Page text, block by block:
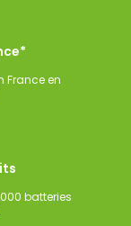
France en
batteries